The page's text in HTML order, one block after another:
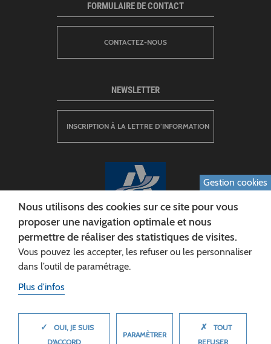
CONSEIL DÉPARTEMENTAL DE L'AISNE
Siège :
FORMULAIRE DE CONTACT
CONTACTEZ-NOUS
NEWSLETTER
INSCRIPTION À LA LETTRE D’INFORMATION
Gestion cookies
Nous utilisons des cookies sur ce site pour vous
proposer une navigation optimale et nous
permettre de réaliser des statistiques de visites.
Vous pouvez les accepter, les refuser ou les personnaliser
dans l’outil de paramétrage.
Plus d'infos
✓
OUI, JE SUIS
D'ACCORD
PARAMÈTRER
✗
TOUT
REFUSER
MASQUER